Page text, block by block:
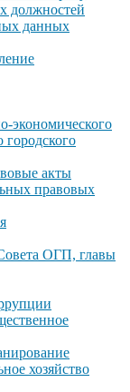
должностей
данных
экономического
городского
акты
правовых
ОГП, главы
хозяйство